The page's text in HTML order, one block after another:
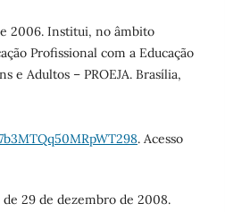
2006. Institui, no âmbito
Profissional com a Educação
e Adultos – PROEJA. Brasília,
. Acesso
de 29 de dezembro de 2008.